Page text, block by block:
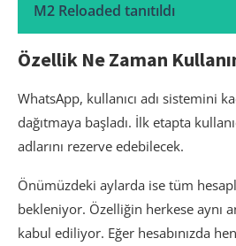
M2 Reloaded tanıtıldı
Özellik Ne Zaman
WhatsApp, kullanıcı adı sistemini
dağıtmaya başladı. İlk etapta
adlarını rezerve edebilecek.
Önümüzdeki aylarda ise tüm
bekleniyor. Özelliğin herkese aynı
kabul ediliyor. Eğer hesabınızda